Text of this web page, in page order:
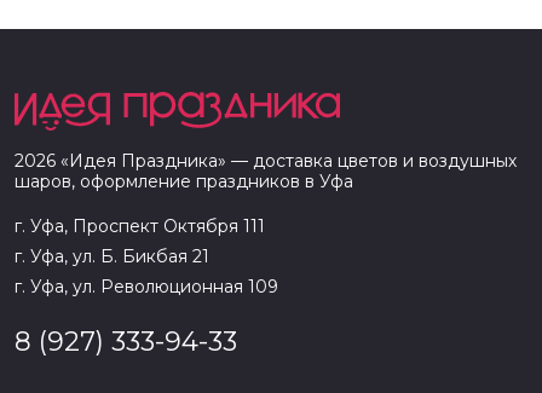
2026 «Идея Праздника» — доставка цветов и воздушных
шаров, оформление праздников в Уфа
г. Уфа, Проспект Октября 111
г. Уфа, ул. Б. Бикбая 21
г. Уфа, ул. Революционная 109
8 (927) 333-94-33